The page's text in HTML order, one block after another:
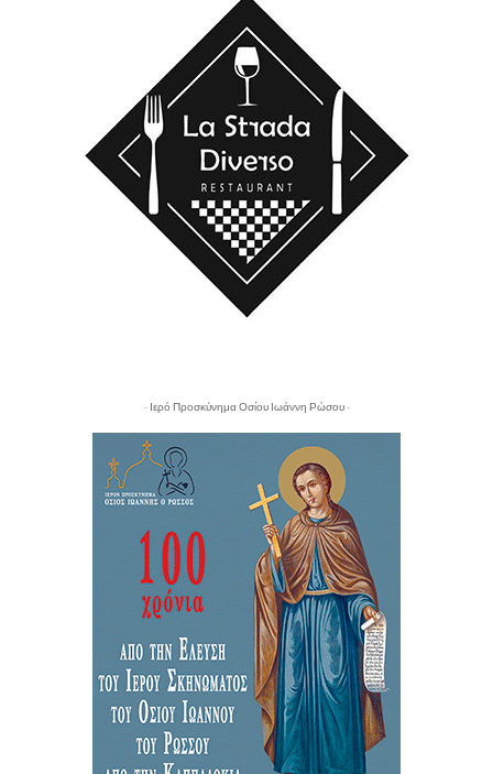
- Ιερό Προσκύνημα Οσίου Ιωάννη Ρώσου -